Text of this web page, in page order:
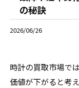
の秘訣
2026/06/26
時計の買取市場で
価値が下がると考